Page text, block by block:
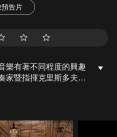
預告片
樂有著不同程度的興趣
家暨指揮克里斯多夫荷
塞成立了專屬的合奏團
，對巴洛克樂
《Six concerts